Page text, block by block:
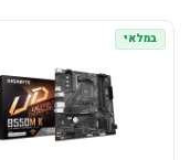
במלאי